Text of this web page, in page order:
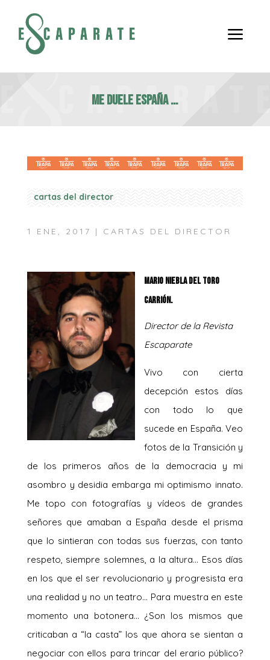
a
Me duele España …
cartas del director
1 ENE, 2017 | CARTAS DEL DIRECTOR
Mario Niebla del Toro
Carrión.
Director de la Revista
Escaparate
Vivo con cierta
decepción estos días
con todo lo que
sucede en España. Veo
fotos de la Transición y
de los primeros años de la democracia y mi
asombro y desidia embarga mi optimismo innato.
Me topo con fotografías y vídeos de grandes
señores que amaban a España desde el prisma
que lo sintieran con todas sus fuerzas, con tanto
respeto, siempre solemnes, a la altura… Esos días
en los que el ser revolucionario y progresista era
una realidad y no un teatro… Para muestra en este
momento una botonera… ¿Son los mismos que
criticaban a “la casta” los que ahora se sientan a
negociar con ellos para trincar del erario público?